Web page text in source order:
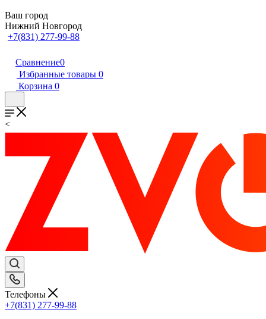
Ваш город
Нижний Новгород
+7(831) 277-99-88
Сравнение0
Избранные товары 0
Корзина 0
<
Телефоны
+7(831) 277-99-88